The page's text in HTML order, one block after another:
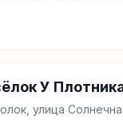
У
улица